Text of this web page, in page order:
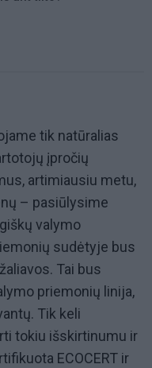
tik natūralias
įpročių
artimiausiu metu,
– pasiūlysime
valymo
sudėtyje bus
Tai bus
priemonių linija,
Tik keli
tokiu išskirtinumu ir
ECOCERT ir